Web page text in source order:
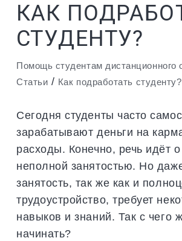
на нужную страницу.
с тачскрином,
или нажатие.
КАК
СТУДЕНТУ?
Помощь студентам дистанционного
Статьи / Как подработать студенту?
Сегодня студенты часто
зарабатывают деньги на
расходы. Конечно, речь идёт
неполной занятостью. Но
занятость, так же как и
трудоустройство, требует
навыков и знаний. Так с чего
начинать?